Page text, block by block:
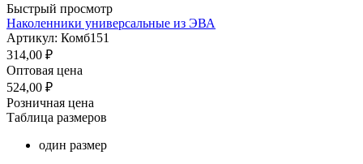
Быстрый просмотр
Наколенники универсальные из ЭВА
Артикул: Комб151
314,00 ₽
Оптовая цена
524,00 ₽
Розничная цена
Таблица размеров
один размер